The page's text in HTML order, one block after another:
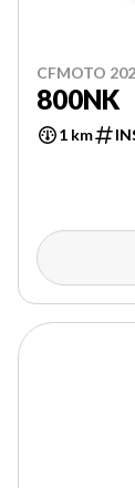
CFMOTO
800NK
1 km